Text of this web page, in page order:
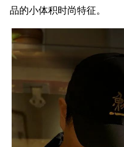
品的小体积时尚特征。